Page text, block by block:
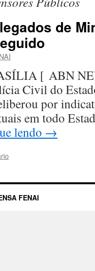
de
[ ABN
Civil do
por
em todo
lendo →
FENAI